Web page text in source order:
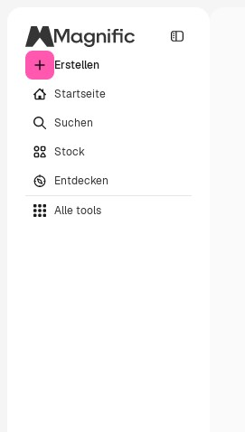
Erstellen
Startseite
Suchen
Stock
Entdecken
Alle tools